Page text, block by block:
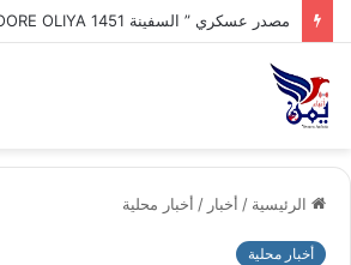
الرئيسية / أخبار / أخبار محلية
أخبار محلية